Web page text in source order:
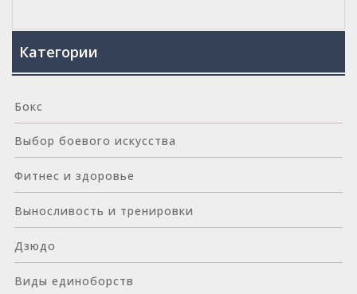
Категории
Бокс
Выбор боевого искусства
Фитнес и здоровье
Выносливость и тренировки
Дзюдо
Виды единоборств